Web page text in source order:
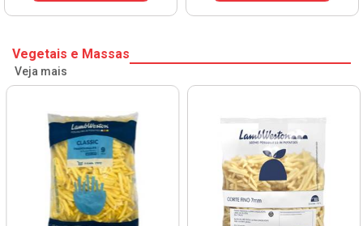
Vegetais e Massas
Veja mais